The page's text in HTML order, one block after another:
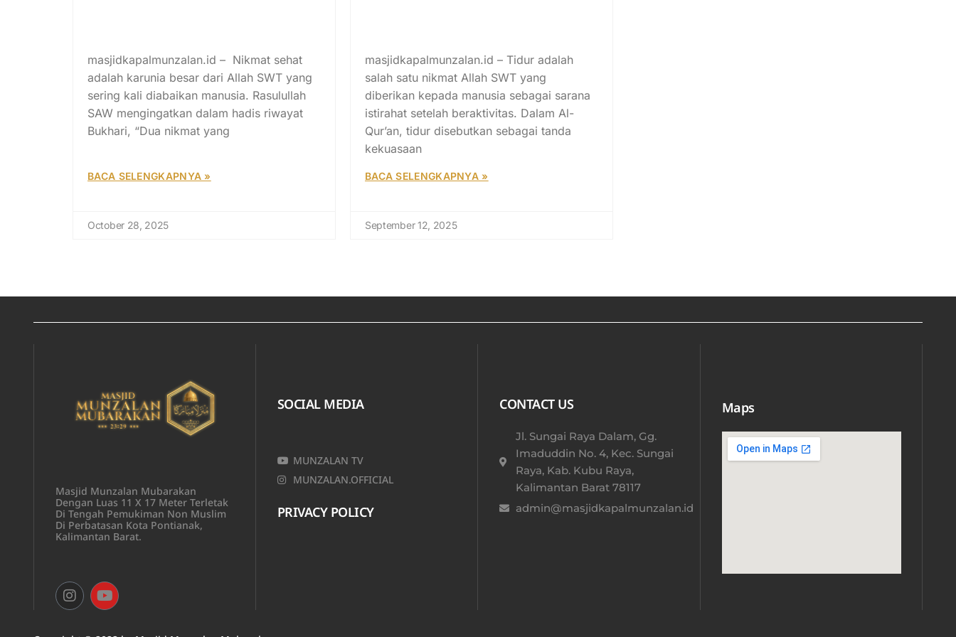
masjidkapalmunzalan.id – Nikmat sehat
adalah karunia besar dari Allah SWT yang
sering kali diabaikan manusia. Rasulullah
SAW mengingatkan dalam hadis riwayat
Bukhari, “Dua nikmat yang
BACA SELENGKAPNYA »
October 28, 2025
masjidkapalmunzalan.id – Tidur adalah
salah satu nikmat Allah SWT yang
diberikan kepada manusia sebagai sarana
istirahat setelah beraktivitas. Dalam Al-
Qur’an, tidur disebutkan sebagai tanda
kekuasaan
BACA SELENGKAPNYA »
September 12, 2025
Masjid Munzalan Mubarakan
Dengan Luas 11 X 17 Meter Terletak
Di Tengah Pemukiman Non Muslim
Di Perbatasan Kota Pontianak,
Kalimantan Barat.
SOCIAL MEDIA
MUNZALAN TV
MUNZALAN.OFFICIAL
PRIVACY POLICY
CONTACT US
Jl. Sungai Raya Dalam, Gg.
Imaduddin No. 4, Kec. Sungai
Raya, Kab. Kubu Raya,
Kalimantan Barat 78117​
admin@masjidkapalmunzalan.id
Maps